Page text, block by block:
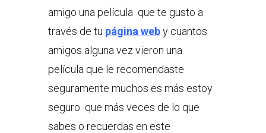
amigo una película que te gusto a
través de tu página weby cuantos
amigos alguna vez vieron una
película que le recomendaste
seguramente muchos es más estoy
seguro que más veces de lo que
sabes o recuerdas en este